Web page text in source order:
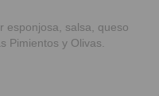
esponjosa, salsa, queso
Pimientos y Olivas.